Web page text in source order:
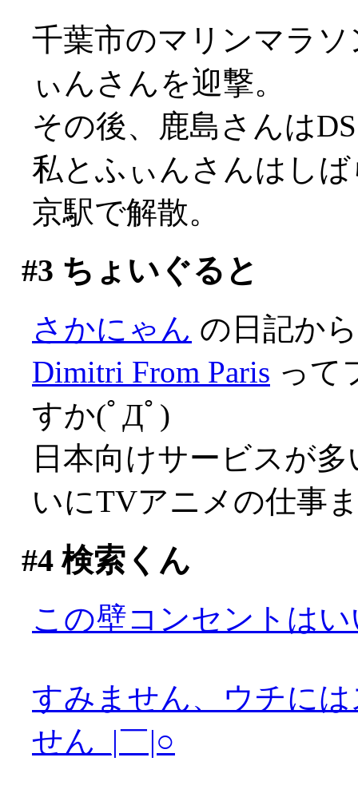
千葉市のマリンマラ
ぃんさんを迎撃。
その後、鹿島さんは
私とふぃんさんはし
京駅で解散。
#3 ちょいぐると
さかにゃん の日記か
Dimitri From Paris って
すか(ﾟДﾟ)
日本向けサービスが
いにTVアニメの仕事
#4検索くん
この壁コンセントは
すみません、ウチに
せん_|￣|○